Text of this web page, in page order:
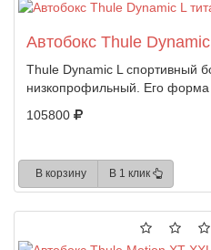
Автобокс Thule Dynamic
Thule Dynamic L спортивный
низкопрофильный. Его форма
105800
В корзину В 1 клик